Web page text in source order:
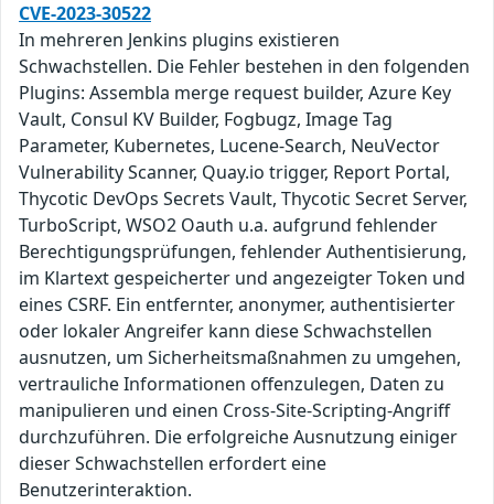
CVE-2023-30522
In mehreren Jenkins plugins existieren
Schwachstellen. Die Fehler bestehen in den folgenden
Plugins: Assembla merge request builder, Azure Key
Vault, Consul KV Builder, Fogbugz, Image Tag
Parameter, Kubernetes, Lucene-Search, NeuVector
Vulnerability Scanner, Quay.io trigger, Report Portal,
Thycotic DevOps Secrets Vault, Thycotic Secret Server,
TurboScript, WSO2 Oauth u.a. aufgrund fehlender
Berechtigungsprüfungen, fehlender Authentisierung,
im Klartext gespeicherter und angezeigter Token und
eines CSRF. Ein entfernter, anonymer, authentisierter
oder lokaler Angreifer kann diese Schwachstellen
ausnutzen, um Sicherheitsmaßnahmen zu umgehen,
vertrauliche Informationen offenzulegen, Daten zu
manipulieren und einen Cross-Site-Scripting-Angriff
durchzuführen. Die erfolgreiche Ausnutzung einiger
dieser Schwachstellen erfordert eine
Benutzerinteraktion.